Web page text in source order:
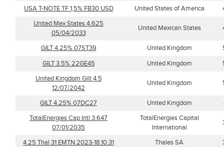
USA T-NOTE TF 1,5% FB30 USD
United States of America
United Mex States 4.625
05/04/2033
United Mexican States
GILT 4.25% 07ST39 United Kingdom
GILT 3.5% 22GE45
United Kingdom
United Kingdom Gilt 4.5
12/07/2042
United Kingdom
GILT 4.25% 07DC27 United Kingdom
TotalEnergies Cap Intl 3.647
07/01/2035
TotalEnergies Capital
International
4.25 Thal 31 EMTN 2023-18.10.31 Thales SA